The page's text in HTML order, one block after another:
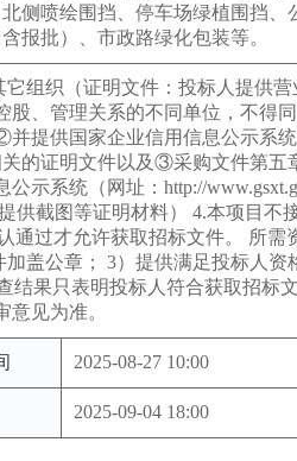
侧喷绘围挡、停车场绿植围挡、
报批）、市政路绿化包装等。
组织（证明文件：投标人提供
、管理关系的不同单位，不得
提供国家企业信用信息公示系
的证明文件以及③采购文件第五
示系统（网址：http://
供截图等证明材料） 4.本项目不
通过才允许获取招标文件。 所需
盖公章； 3）提供满足投标人资
结果只表明投标人符合获取招标
见为准。
2025-08-27 10:00
2025-09-04 18:00